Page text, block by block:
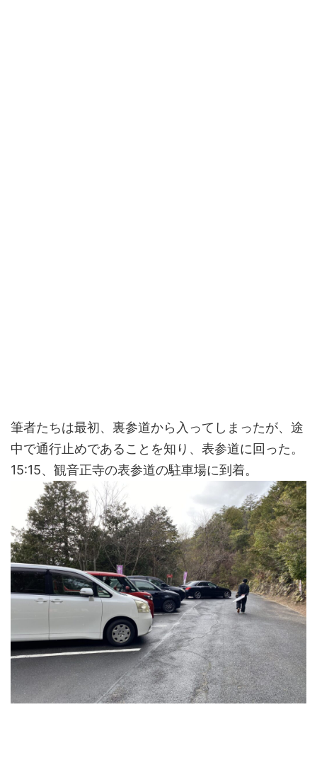
筆者たちは最初、裏参道から入ってしまったが、途
中で通行止めであることを知り、表参道に回った。
15:15、観音正寺の表参道の駐車場に到着。